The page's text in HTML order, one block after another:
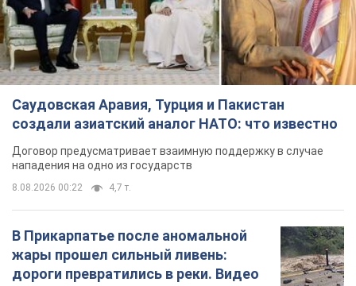
Саудовская Аравия, Турция и Пакистан
создали азиатский аналог НАТО: что известно
Договор предусматривает взаимную поддержку в случае
нападения на одно из государств
8.08.2026 00:22 4,7 т.
В Прикарпатье после аномальной
жары прошел сильный ливень:
дороги превратились в реки. Видео